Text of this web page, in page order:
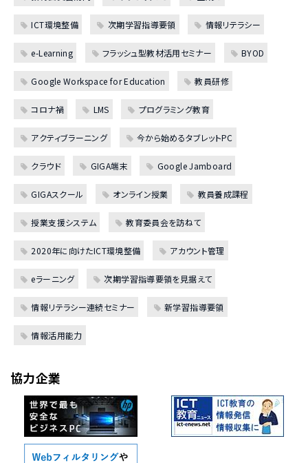
ICT環境整備 次期学習指導要領 情報リテラシー
e-Learning フラッシュ型教材活用セミナー BYOD
Google Workspace for Education 教員研修
コロナ禍 LMS プログラミング教育
アクティブラーニング 今から始めるタブレットPC
クラウド GIGA端末 Google Jamboard
GIGAスクール オンライン授業 教員養成課程
授業支援システム 教育委員会を訪ねて
2020年に向けたICT環境整備 アカウント管理
eラーニング 次期学習指導要領を見据えて
情報リテラシー連続セミナー 新学習指導要領
情報活用能力
協力企業